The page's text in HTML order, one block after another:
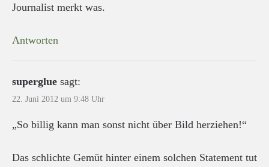
Journalist merkt was.
Antworten
superglue sagt:
22. Juni 2012 um 9:48 Uhr
„So billig kann man sonst nicht über Bild herziehen!“
Das schlichte Gemüt hinter einem solchen Statement tut